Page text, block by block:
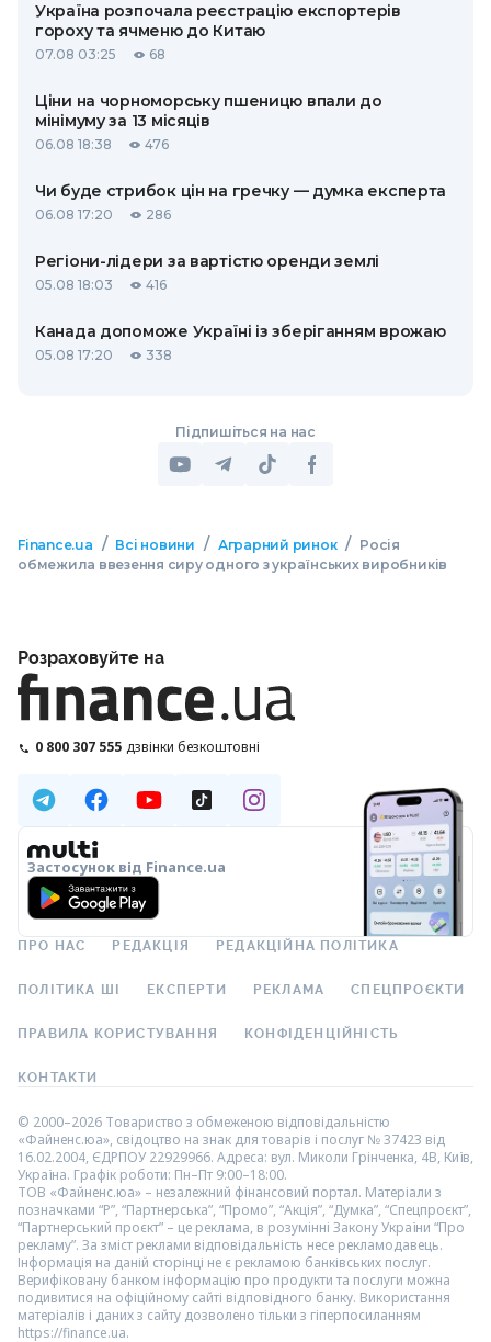
Україна розпочала реєстрацію експортерів
гороху та ячменю до Китаю
07.08 03:25 68
Ціни на чорноморську пшеницю впали до
мінімуму за 13 місяців
06.08 18:38 476
Чи буде стрибок цін на гречку — думка експерта
06.08 17:20 286
Регіони-лідери за вартістю оренди землі
05.08 18:03 416
Канада допоможе Україні із зберіганням врожаю
05.08 17:20 338
Підпишіться на нас
Finance.ua / Всі новини / Аграрний ринок / Росія
обмежила ввезення сиру одного з українських виробників
Розраховуйте на
0 800 307 555 дзвінки безкоштовні
Застосунок від Finance.ua
ПРО НАС РЕДАКЦІЯ РЕДАКЦІЙНА ПОЛІТИКА
ПОЛІТИКА ШІ ЕКСПЕРТИ РЕКЛАМА СПЕЦПРОЄКТИ
ПРАВИЛА КОРИСТУВАННЯ КОНФІДЕНЦІЙНІСТЬ
КОНТАКТИ
© 2000–2026 Товариство з обмеженою відповідальністю
«Файненс.юа», свідоцтво на знак для товарів і послуг № 37423 від
16.02.2004, ЄДРПОУ 22929966. Адреса: вул. Миколи Грінченка, 4В, Київ,
Україна. Графік роботи: Пн–Пт 9:00–18:00.
ТОВ «Файненс.юа» – незалежний фінансовий портал. Матеріали з
позначками “Р”, “Партнерська”, “Промо”, “Акція”, “Думка”, “Спецпроєкт”,
“Партнерський проєкт” – це реклама, в розумінні Закону України “Про
рекламу”. За зміст реклами відповідальність несе рекламодавець.
Інформація на даній сторінці не є рекламою банківських послуг.
Верифіковану банком інформацію про продукти та послуги можна
подивитися на офіційному сайті відповідного банку. Використання
матеріалів і даних з сайту дозволено тільки з гіперпосиланням
https://finance.ua.